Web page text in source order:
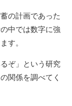
の計画であった
中では数字に強
す。
ぞ」という研究
関係を調べてく